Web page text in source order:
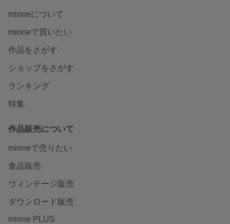
minneについて
minneで買いたい
作品をさがす
ショップをさがす
ランキング
特集
作品販売について
minneで売りたい
食品販売
ヴィンテージ販売
ダウンロード販売
minne PLUS